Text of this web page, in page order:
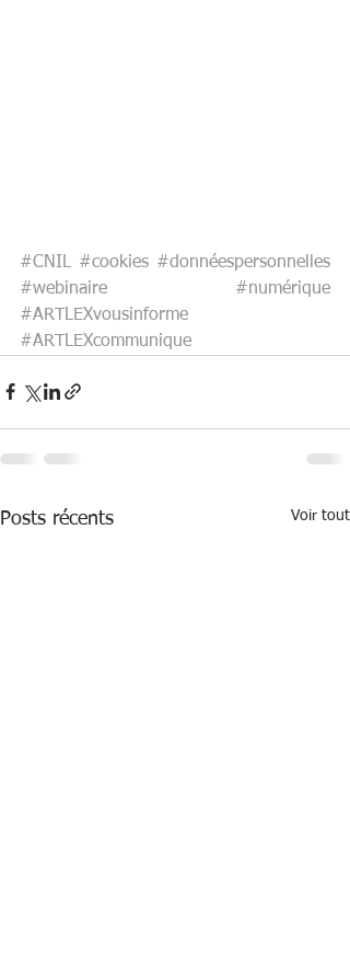
#CNIL #cookies #donnéespersonnelles
#webinaire
#numérique
#ARTLEXvousinforme
#ARTLEXcommunique
Posts récents Voir tout